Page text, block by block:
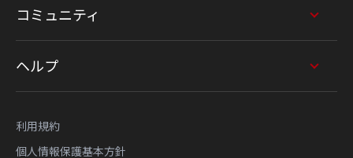
コミュニティ
ヘルプ
利用規約
個人情報保護基本方針